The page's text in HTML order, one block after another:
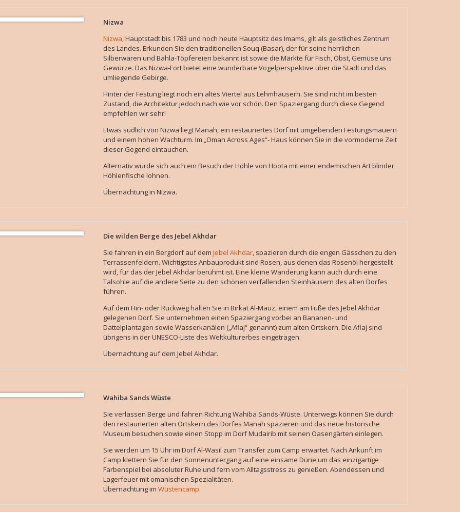
Nizwa
Nizwa, Hauptstadt bis 1783 und noch heute Hauptsitz des Imams, gilt als geistliches Zentrum
des Landes. Erkunden Sie den traditionellen Souq (Basar), der für seine herrlichen
Silberwaren und Bahla-Töpfereien bekannt ist sowie die Märkte für Fisch, Obst, Gemüse uns
Gewürze. Das Nizwa-Fort bietet eine wunderbare Vogelperspektive über die Stadt und das
umliegende Gebirge.
Hinter der Festung liegt noch ein altes Viertel aus Lehmhäusern. Sie sind nicht im besten
Zustand, die Architektur jedoch nach wie vor schön. Den Spaziergang durch diese Gegend
empfehlen wir sehr!
Etwas südlich von Nizwa liegt Manah, ein restauriertes Dorf mit umgebenden Festungsmauern
und einem hohen Wachturm. Im „Oman Across Ages“- Haus können Sie in die vormoderne Zeit
dieser Gegend eintauchen.
Alternativ würde sich auch ein Besuch der Höhle von Hoota mit einer endemischen Art blinder
Höhlenfische lohnen.
Übernachtung in Nizwa.
Die wilden Berge des Jebel Akhdar
Sie fahren in ein Bergdorf auf dem Jebel Akhdar, spazieren durch die engen Gässchen zu den
Terrassenfeldern. Wichtigstes Anbauprodukt sind Rosen, aus denen das Rosenöl hergestellt
wird, für das der Jebel Akhdar berühmt ist. Eine kleine Wanderung kann auch durch eine
Talsohle auf die andere Seite zu den schönen verfallenden Steinhäusern des alten Dorfes
führen.
Auf dem Hin- oder Rückweg halten Sie in Birkat Al-Mauz, einem am Fuße des Jebel Akhdar
gelegenen Dorf. Sie unternehmen einen Spaziergang vorbei an Bananen- und
Dattelplantagen sowie Wasserkanälen („Aflaj“ genannt) zum alten Ortskern. Die Aflaj sind
übrigens in der UNESCO-Liste des Weltkulturerbes eingetragen.
Übernachtung auf dem Jebel Akhdar.
Wahiba Sands Wüste
Sie verlassen Berge und fahren Richtung Wahiba Sands-Wüste. Unterwegs können Sie durch
den restaurierten alten Ortskern des Dorfes Manah spazieren und das neue historische
Museum besuchen sowie einen Stopp im Dorf Mudairib mit seinen Oasengärten einlegen.
Sie werden um 15 Uhr im Dorf Al-Wasil zum Transfer zum Camp erwartet. Nach Ankunft im
Camp klettern Sie für den Sonnenuntergang auf eine einsame Düne um das einzigartige
Farbenspiel bei absoluter Ruhe und fern vom Alltagsstress zu genießen. Abendessen und
Lagerfeuer mit omanischen Spezialitäten.
Übernachtung im Wüstencamp.